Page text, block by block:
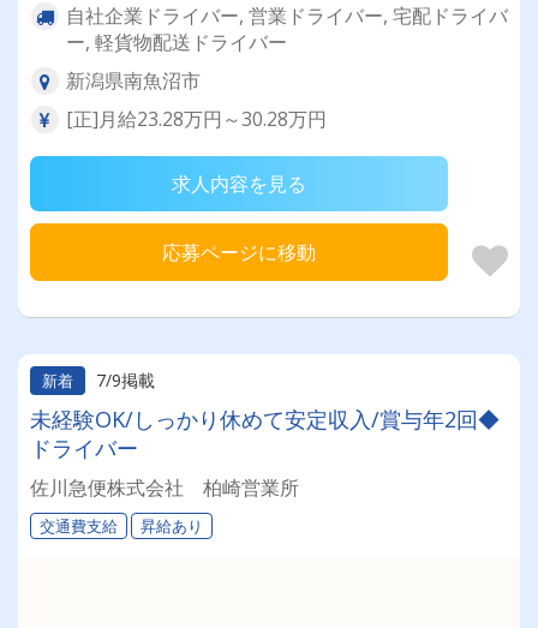
自社企業ドライバー, 営業ドライバー, 宅配ドライバ
ー, 軽貨物配送ドライバー
新潟県南魚沼市
[正]月給23.28万円～30.28万円
求人内容を見る
応募ページに移動
新着 7/9掲載
未経験OK/しっかり休めて安定収入/賞与年2回◆
ドライバー
佐川急便株式会社 柏崎営業所
交通費支給 昇給あり